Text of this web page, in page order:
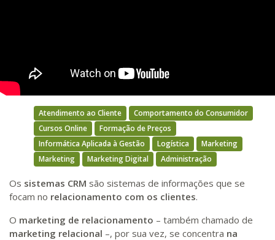
Atendimento ao Cliente
Comportamento do Consumidor
Cursos Online
Formação de Preços
Informática Aplicada à Gestão
Logística
Marketing
Marketing
Marketing Digital Administração
Os sistemas CRM são sistemas de informações que se
focam no relacionamento com os clientes.
O marketing de relacionamento – também chamado de
marketing relacional –, por sua vez, se concentra na